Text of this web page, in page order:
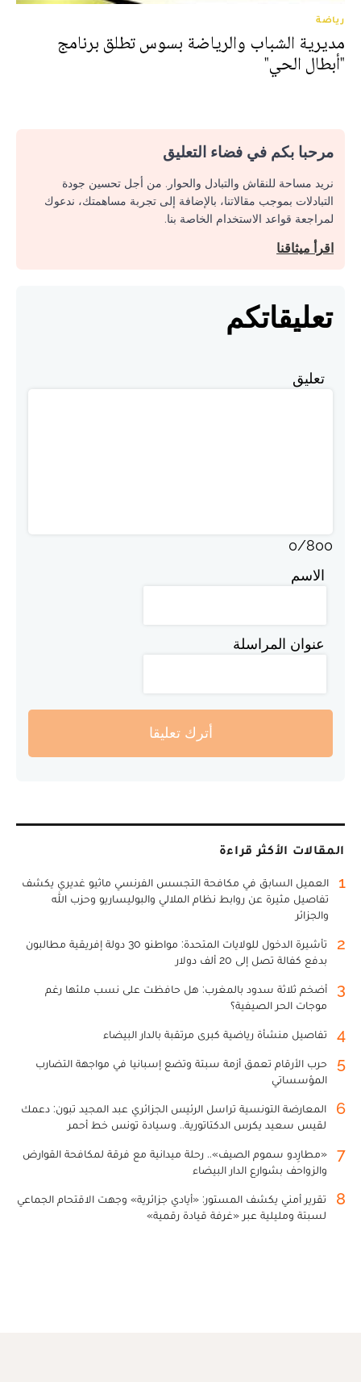
رياضة
مديرية الشباب والرياضة بسوس تطلق برنامج
"أبطال الحي"
مرحبا بكم في فضاء التعليق
نريد مساحة للنقاش والتبادل والحوار. من أجل تحسين جودة
التبادلات بموجب مقالاتنا، بالإضافة إلى تجربة مساهمتك، ندعوك
لمراجعة قواعد الاستخدام الخاصة بنا.
اقرأ ميثاقنا
تعليقاتكم
تعليق
0/800
الاسم
عنوان المراسلة
أترك تعليقا
المقالات الأكثر قراءة
1
العميل السابق في مكافحة التجسس الفرنسي ماثيو غديري يكشف
تفاصيل مثيرة عن روابط نظام الملالي والبوليساريو وحزب الله
والجزائر
2
تأشيرة الدخول للولايات المتحدة: مواطنو 30 دولة إفريقية مطالبون
بدفع كفالة تصل إلى 20 ألف دولار
3
أضخم ثلاثة سدود بالمغرب: هل حافظت على نسب ملئها رغم
موجات الحر الصيفية؟
4 تفاصيل منشأة رياضية كبرى مرتقبة بالدار البيضاء
5
حرب الأرقام تعمق أزمة سبتة وتضع إسبانيا في مواجهة التضارب
المؤسساتي
6
المعارضة التونسية تراسل الرئيس الجزائري عبد المجيد تبون: دعمك
لقيس سعيد يكرس الدكتاتورية.. وسيادة تونس خط أحمر
7
«مطارِدو سموم الصيف».. رحلة ميدانية مع فرقة لمكافحة القوارض
والزواحف بشوارع الدار البيضاء
8
تقرير أمني يكشف المستور: «أيادي جزائرية» وجهت الاقتحام الجماعي
لسبتة ومليلية عبر «غرفة قيادة رقمية»